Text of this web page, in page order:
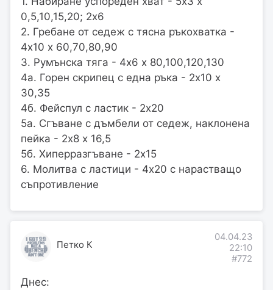
0,5,10,15,20; 2х6
2. Гребане от седеж с тясна ръкохватка -
4х10 х 60,70,80,90
3. Румънска тяга - 4х6 х 80,100,120,130
4а. Горен скрипец с една ръка - 2х10 х
30,35
4б. Фейспул с ластик - 2х20
5а. Сгъване с дъмбели от седеж, наклонена
пейка - 2х8 х 16,5
5б. Хиперразгъване - 2х15
6. Молитва с ластици - 4х20 с нарастващо
съпротивление
Петко К
04.04.23
22:10
#772
Днес: